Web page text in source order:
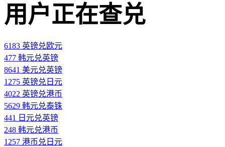
用户正在查兑
6183 英镑兑欧元
477 韩元兑英镑
8641 美元兑英镑
1275 英镑兑日元
4022 英镑兑港币
5629 韩元兑泰铢
441 日元兑英镑
248 韩元兑港币
1257 港币兑日元